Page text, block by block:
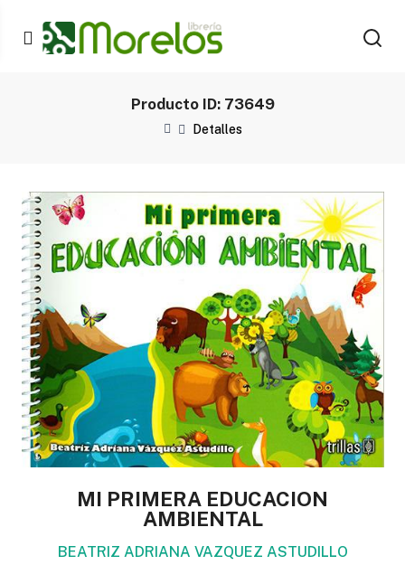
Producto ID: 73649
Detalles
MI PRIMERA EDUCACION
AMBIENTAL
BEATRIZ ADRIANA VAZQUEZ ASTUDILLO